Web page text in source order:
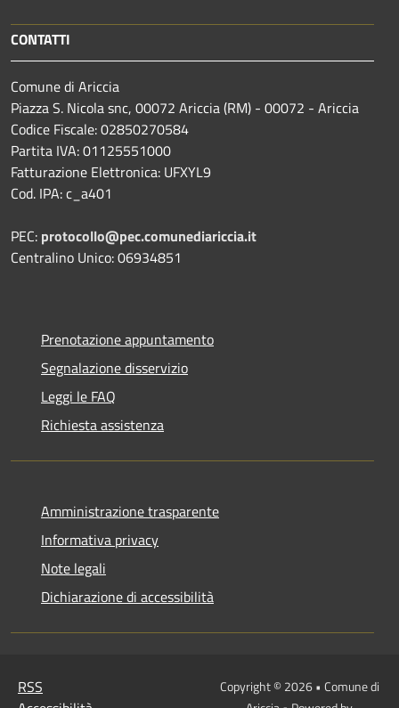
CONTATTI
Comune di Ariccia
Piazza S. Nicola snc, 00072 Ariccia (RM) - 00072 - Ariccia
Codice Fiscale: 02850270584
Partita IVA: 01125551000
Fatturazione Elettronica: UFXYL9
Cod. IPA: c_a401
PEC: protocollo@pec.comunediariccia.it
Centralino Unico: 06934851
Prenotazione appuntamento
Segnalazione disservizio
Leggi le FAQ
Richiesta assistenza
Amministrazione trasparente
Informativa privacy
Note legali
Dichiarazione di accessibilità
RSS
Copyright © 2026 • Comune di